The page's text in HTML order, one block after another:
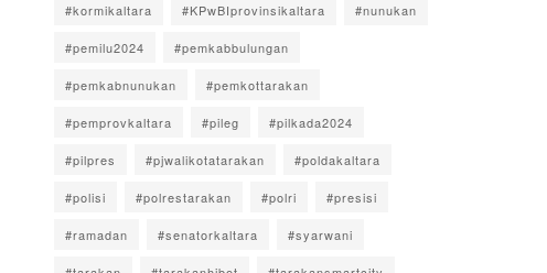
#kormikaltara #KPwBIprovinsikaltara #nunukan
#pemilu2024 #pemkabbulungan
#pemkabnunukan #pemkottarakan
#pemprovkaltara #pileg #pilkada2024
#pilpres #pjwalikotatarakan #poldakaltara
#polisi #polrestarakan #polri #presisi
#ramadan #senatorkaltara #syarwani